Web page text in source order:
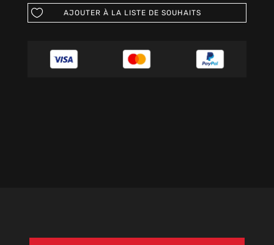
AJOUTER À LA LISTE DE SOUHAITS